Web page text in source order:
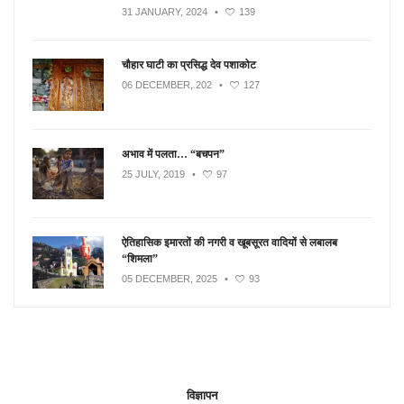
31 JANUARY, 2024 • 139
चौहार घाटी का प्रसिद्ध देव पशाकोट
06 DECEMBER, 202 • 127
अभाव में पलता… “बचपन”
25 JULY, 2019 • 97
ऐतिहासिक इमारतों की नगरी व खूबसूरत वादियों से लबालब
“शिमला”
05 DECEMBER, 2025 • 93
विज्ञापन